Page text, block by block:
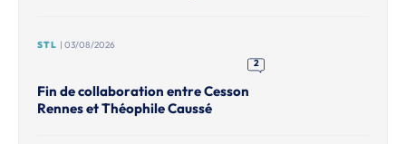
STL | 03/08/2026
2
Fin de collaboration entre Cesson
Rennes et Théophile Caussé